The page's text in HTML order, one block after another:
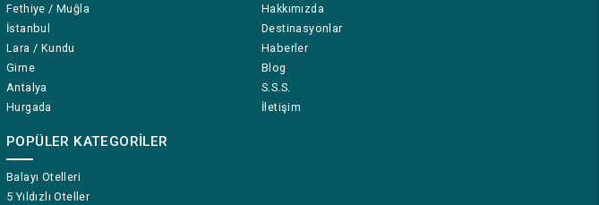
Fethiye / Muğla
İstanbul
Lara / Kundu
Girne
Antalya
Hurgada
POPÜLER KATEGORILER
Balayı Otelleri
5 Yıldızlı Oteller
Hakkımızda
Destinasyonlar
Haberler
Blog
S.S.S.
İletişim